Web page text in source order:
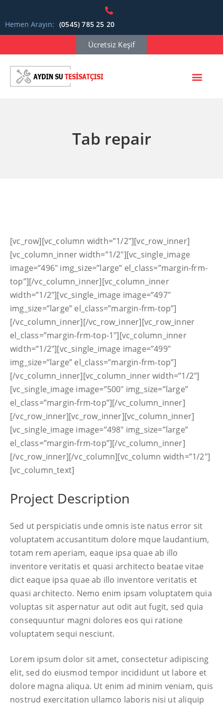
Hemen Arayın: (0545) 785 25 20
Ücretsiz Keşif
Tab repair
[vc_row][vc_column width=”1/2″][vc_row_inner]
[vc_column_inner width=”1/2″][vc_single_image
image=”496″ img_size=”large” el_class=”margin-frm-
top”][/vc_column_inner][vc_column_inner
width=”1/2″][vc_single_image image=”497″
img_size=”large” el_class=”margin-frm-top”]
[/vc_column_inner][/vc_row_inner][vc_row_inner
el_class=”margin-frm-top-1″][vc_column_inner
width=”1/2″][vc_single_image image=”499″
img_size=”large” el_class=”margin-frm-top”]
[/vc_column_inner][vc_column_inner width=”1/2″]
[vc_single_image image=”500″ img_size=”large”
el_class=”margin-frm-top”][/vc_column_inner]
[/vc_row_inner][vc_row_inner][vc_column_inner]
[vc_single_image image=”498″ img_size=”large”
el_class=”margin-frm-top”][/vc_column_inner]
[/vc_row_inner][/vc_column][vc_column width=”1/2″]
[vc_column_text]
Project Description
Sed ut perspiciatis unde omnis iste natus error sit
voluptatem accusantitum dolore mque laudantium,
totam rem aperiam, eaque ipsa quae ab illo
inventore veritatis et quasi architecto beatae vitae
dict eaque ipsa quae ab illo inventore veritatis et
quasi architecto. Nemo enim ipsam voluptatem quia
voluptas sit aspernatur aut odit aut fugit, sed quia
consequuntur magni dolores eos qui ratione
voluptatem sequi nesciunt.
Lorem ipsum dolor sit amet, consectetur adipiscing
elit, sed do eiusmod tempor incididunt ut labore et
dolore magna aliqua. Ut enim ad minim veniam, quis
nostrud exercitation ullamco laboris nisi ut aliquip